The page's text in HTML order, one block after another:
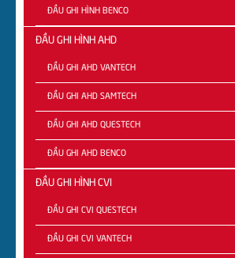
ĐẦU GHI HÌNH BENCO
ĐẦU GHI HÌNH AHD
ĐẦU GHI AHD VANTECH
ĐẦU GHI AHD SAMTECH
ĐẦU GHI AHD QUESTECH
ĐẦU GHI AHD BENCO
ĐẦU GHI HÌNH CVI
ĐẦU GHI CVI QUESTECH
ĐẦU GHI CVI VANTECH